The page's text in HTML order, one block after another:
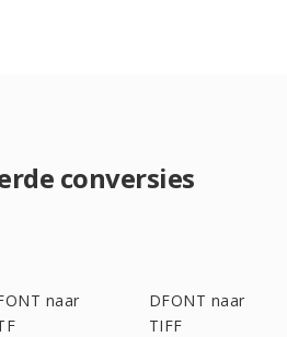
conversies
naar
DFONT naar
TIFF